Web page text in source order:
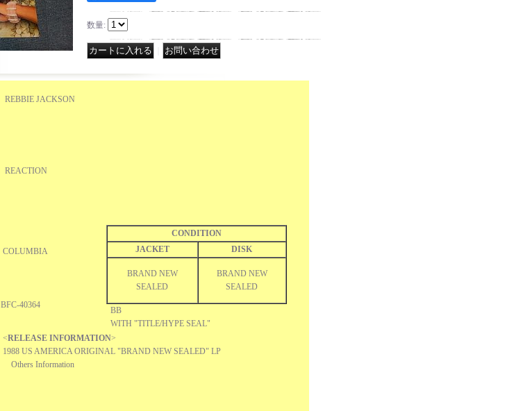
数量:
REBBIE JACKSON
REACTION
COLUMBIA
CONDITION
JACKET
DISK
BRAND NEW
SEALED
BRAND NEW
SEALED
BB
WITH "TITLE/HYPE SEAL"
BFC-40364
<RELEASE INFORMATION>
1988 US AMERICA ORIGINAL "BRAND NEW SEALED" LP
Others Information